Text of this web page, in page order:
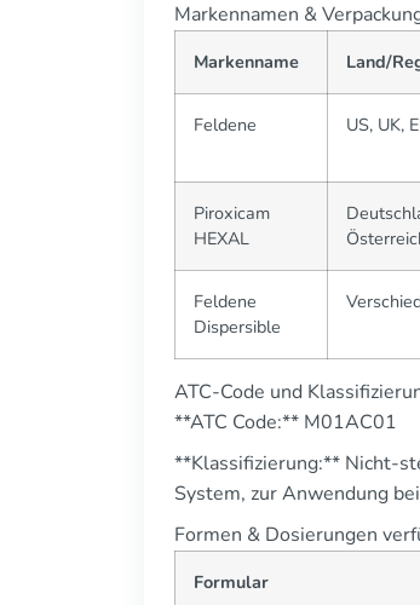
Markennamen &
Markenname Land/
Feldene US, UK,
Piroxicam
HEXAL
Feldene
Dispersible
ATC-Code und
**ATC Code:** M01AC01
**Klassifizierung:** Nicht-
System, zur Anwendung
Formen & Dosierungen
Formular